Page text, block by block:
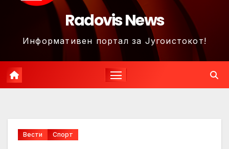
Radovis News
Информативен портал за Југоистокот!
Вести Спорт